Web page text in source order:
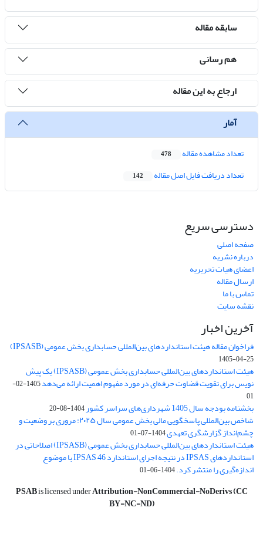
سابقه مقاله
هم رسانی
ارجاع به این مقاله
آمار
تعداد مشاهده مقاله 478
تعداد دریافت فایل اصل مقاله 142
دسترسی سریع
صفحه اصلی
درباره نشریه
اعضای هیات تحریریه
ارسال مقاله
تماس با ما
نقشه سایت
آخرین اخبار
فراخوان مقاله هیئت استانداردهای بین‌المللی حسابداری بخش عمومی (IPSASB)
1405-04-25
هیئت استانداردهای بین‌المللی حسابداری بخش عمومی (IPSASB) یک پیش
نویس برای تقویت قضاوت‌ حرفه‌ای در مورد مفهوم اهمیت ارائه می‌دهد
1405-02-
01
بخشنامه بودجه سال 1405 شهرداری‌های سراسر کشور 1404-08-20
شاخص بین‌المللی پاسخگویی مالی بخش عمومی سال ۲۰۲۵: مروری بر وضعیت و
چشم‌انداز گزارشگری تعهدی1404-07-01
هیئت استانداردهای بین‌المللی حسابداری بخش عمومی (IPSASB) اصلاحاتی در
استانداردهای IPSAS در نتیجه اجرای استاندارد IPSAS 46 با موضوع
اندازه‌گیری را منتشر کرد.1404-06-01
PSABis licensed underAttribution-NonCommercial-NoDerivs (CC
BY-NC-ND)